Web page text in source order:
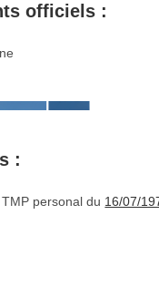
officiels :
:
personal du 16/07/